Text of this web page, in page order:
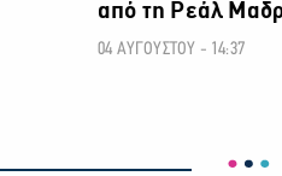
από τη Ρεάλ
04 ΑΥΓΟΥΣΤΟΥ - 14:37